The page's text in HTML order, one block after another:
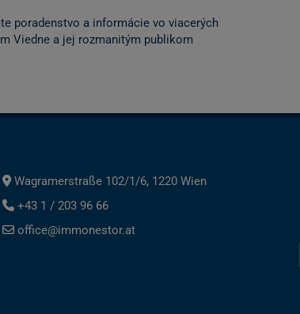
poradenstvo a informácie vo viacerých
Viedne a jej rozmanitým publikom
Wagramerstraße 102/1/6, 1220 Wien
+43 1 / 203 96 66
office@immonestor.at